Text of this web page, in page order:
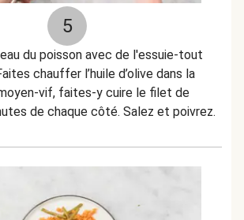
5
du poisson avec de l'essuie-tout
chauffer l’huile d’olive dans la
vif, faites-y cuire le filet de
de chaque côté. Salez et poivrez.